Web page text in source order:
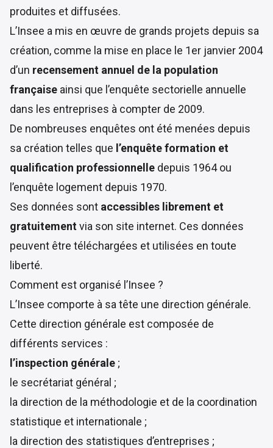
produites et diffusées.
L’Insee a mis en œuvre de grands projets depuis sa
création, comme la mise en place le 1er janvier 2004
d’un recensement annuel de la population
française ainsi que l’enquête sectorielle annuelle
dans les entreprises à compter de 2009.
De nombreuses enquêtes ont été menées depuis
sa création telles que l’enquête formation et
qualification professionnelle depuis 1964 ou
l’enquête logement depuis 1970.
Ses données sont accessibles librement et
gratuitementvia son site internet. Ces données
peuvent être téléchargées et utilisées en toute
liberté.
Comment est organisé l’Insee ?
L’Insee comporte à sa tête une direction générale.
Cette direction générale est composée de
différents services :
l’inspection générale ;
le secrétariat général ;
la direction de la méthodologie et de la coordination
statistique et internationale ;
la direction des statistiques d’entreprises ;